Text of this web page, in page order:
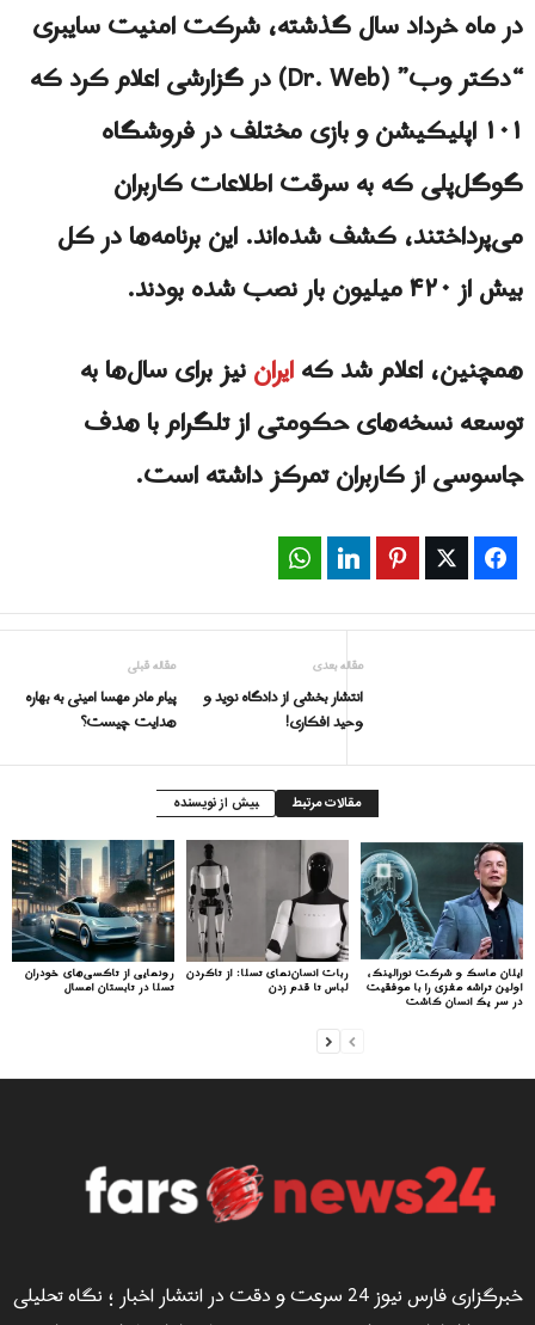
در ماه خرداد سال گذشته، شرکت امنیت سایبری
“دکتر وب” (Dr. Web) در گزارشی اعلام کرد که
۱۰۱ اپلیکیشن و بازی مختلف در فروشگاه
گوگل‌پلی که به سرقت اطلاعات کاربران
می‌پرداختند، کشف شده‌اند. این برنامه‌ها در کل
بیش از ۴۲۰ میلیون بار نصب شده بودند.
همچنین، اعلام شد کهايراننیز برای سال‌ها به
توسعه نسخه‌های حکومتی از تلگرام با هدف
جاسوسی از کاربران تمرکز داشته است.
Facebook
Twitter
Pinterest
LinkedIn
مقاله قبلی
پیام مادر مهسا امینی به بهاره
هدایت چیست؟
مقاله بعدی
انتشار بخشی از دادگاه نوید و
وحید افکاری!
مقالات مرتبط بیش از نویسنده
رونمایی از تاکسی‌های خودران
تسلا در تابستان امسال
ربات انسان‌نمای تسلا: از تاکردن
لباس تا قدم زدن
ایلان ماسک و شرکت نورالینک،
اولین تراشه مغزی را با موفقیت
در سر یک انسان کاشت
خبرگزاری فارس نیوز 24 سرعت و دقت در انتشار اخبار ؛ نگاه تحلیلی